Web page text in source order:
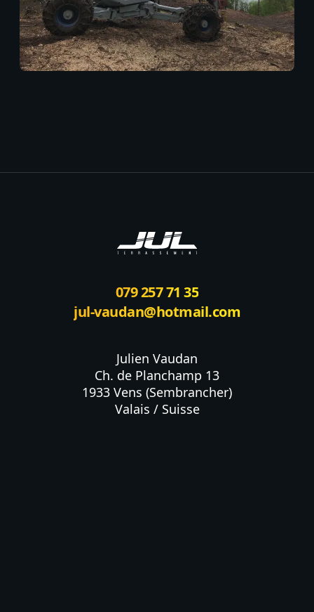
079 257 71 35
jul-vaudan@hotmail.com
Julien Vaudan
Ch. de Planchamp 13
1933 Vens (Sembrancher)
Valais / Suisse